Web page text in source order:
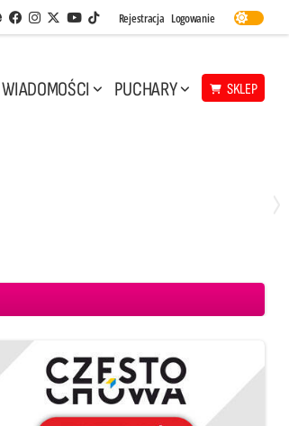
Aplikacja Siatkarskie Ligi
Facebook
Instagram
Twitter
Youtube
TikTok
Rejestracja Logowanie
WIADOMOŚCI PUCHARY SKLEP